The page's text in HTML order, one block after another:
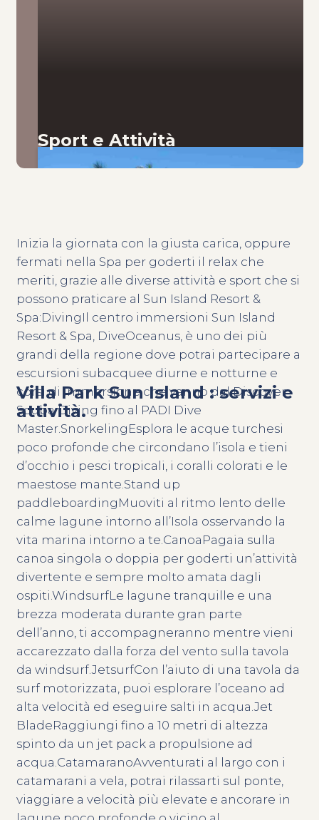
Sport e Attività
Villa Park Sun Island : servizi e
attività.
Inizia la giornata con la giusta carica, oppure
fermati nella Spa per goderti il relax che
meriti, grazie alle diverse attività e sport che si
possono praticare al Sun Island Resort &
Spa:DivingIl centro immersioni Sun Island
Resort & Spa, DiveOceanus, è uno dei più
grandi della regione dove potrai partecipare a
escursioni subacquee diurne e notturne e
corsi di immersione che vanno dal Discover
Scuba Diving fino al PADI Dive
Master.SnorkelingEsplora le acque turchesi
poco profonde che circondano l’isola e tieni
d’occhio i pesci tropicali, i coralli colorati e le
maestose mante.Stand up
paddleboardingMuoviti al ritmo lento delle
calme lagune intorno all’Isola osservando la
vita marina intorno a te.CanoaPagaia sulla
canoa singola o doppia per goderti un’attività
divertente e sempre molto amata dagli
ospiti.WindsurfLe lagune tranquille e una
brezza moderata durante gran parte
dell’anno, ti accompagneranno mentre vieni
accarezzato dalla forza del vento sulla tavola
da windsurf.JetsurfCon l’aiuto di una tavola da
surf motorizzata, puoi esplorare l’oceano ad
alta velocità ed eseguire salti in acqua.Jet
BladeRaggiungi fino a 10 metri di altezza
spinto da un jet pack a propulsione ad
acqua.CatamaranoAvventurati al largo con i
catamarani a vela, potrai rilassarti sul ponte,
viaggiare a velocità più elevate e ancorare in